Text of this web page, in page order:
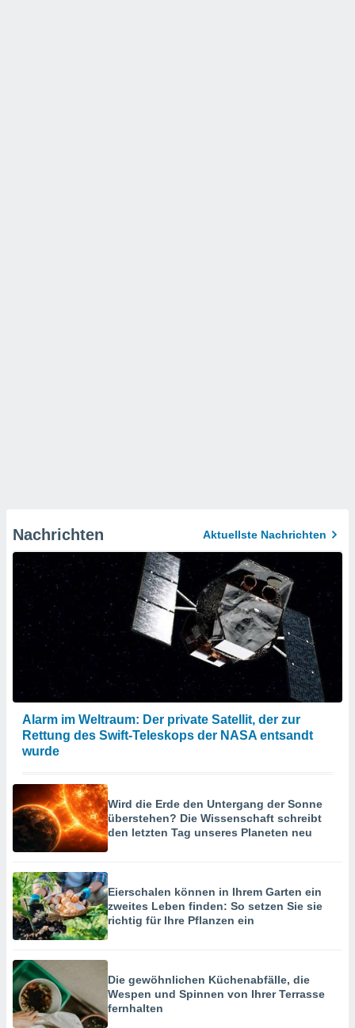
Nachrichten Aktuellste Nachrichten
Alarm im Weltraum: Der private Satellit, der zur
Rettung des Swift-Teleskops der NASA entsandt
wurde
Wird die Erde den Untergang der Sonne
überstehen? Die Wissenschaft schreibt
den letzten Tag unseres Planeten neu
Eierschalen können in Ihrem Garten ein
zweites Leben finden: So setzen Sie sie
richtig für Ihre Pflanzen ein
Die gewöhnlichen Küchenabfälle, die
Wespen und Spinnen von Ihrer Terrasse
fernhalten